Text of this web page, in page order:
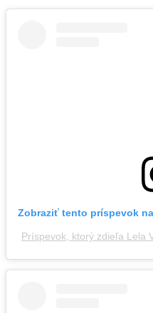
Zobraziť tento príspevok
Príspevok, ktorý zdieľa Lela